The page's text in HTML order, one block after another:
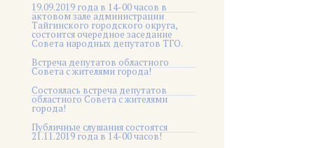
19.09.2019 года в 14-00 часов в
актовом зале администрации
Тайгинского городского округа,
состоится очередное заседание
Совета народных депутатов ТГО.
Встреча депутатов областного
Совета с жителями города!
Состоялась встреча депутатов
областного Совета с жителями
города!
Публичные слушания состоятся
21.11.2019 года в 14-00 часов!